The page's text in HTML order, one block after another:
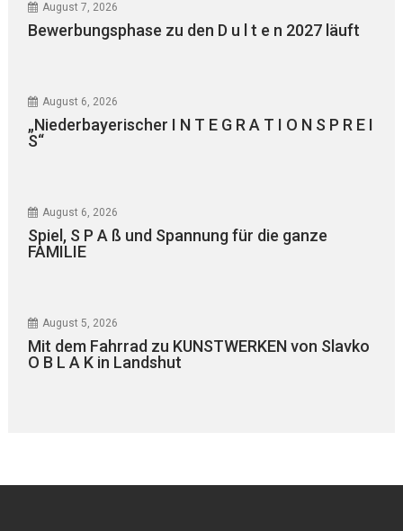
August 7, 2026
Bewerbungsphase zu den D u l t e n 2027 läuft
August 6, 2026
„Niederbayerischer I N T E G R A T I O N S P R E I
S“
August 6, 2026
Spiel, S P A ß und Spannung für die ganze
FAMILIE
August 5, 2026
Mit dem Fahrrad zu KUNSTWERKEN von Slavko
O B L A K in Landshut